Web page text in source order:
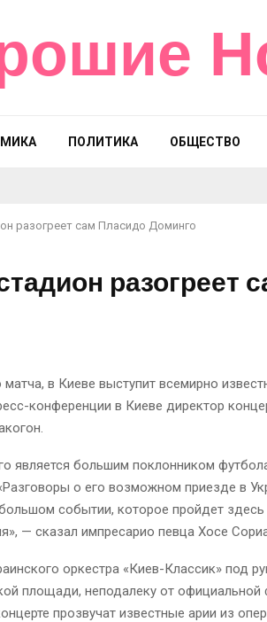
ПОЛИТИКА ОБЩЕСТВО
разогреет сам Пласидо Доминго
разогреет
в Киеве выступит всемирно
конференции в Киеве директор
является большим поклонником
о его возможном приезде в
событии, которое пройдет здесь
— сказал импресарио певца Хосе
оркестра «Киев-Классик» под
площади, неподалеку от
прозвучат известные арии из